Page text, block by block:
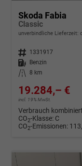
Skoda Fabia
Classic
unverbindliche Lieferzeit:
Fahrzeugnr. 1331917
Kraftstoff
Benzin
Kilometerstand
8 km
19.284,– €
incl. 19% MwSt.
Verbrauch
CO2-Klasse: C
CO2-Emissionen: